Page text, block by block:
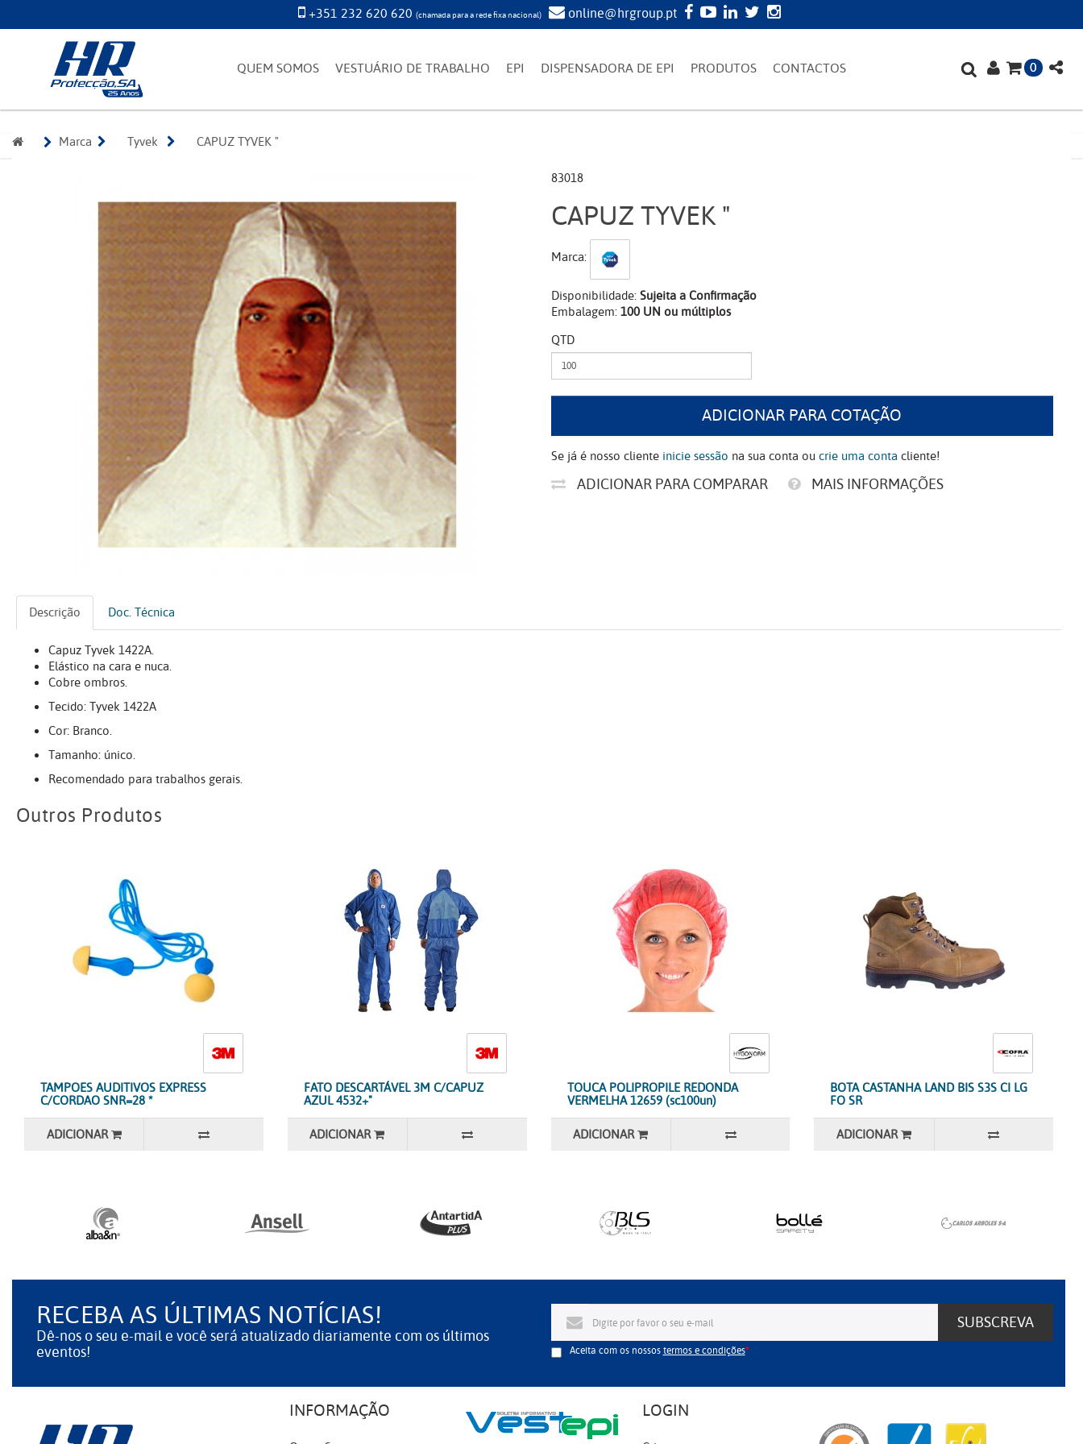
+351 232 620 620 (chamada para a rede fixa nacional) online@hrgroup.pt
QUEM SOMOS VESTUÁRIO DE TRABALHO EPI DISPENSADORA DE EPI PRODUTOS CONTACTOS 0
Marca Tyvek CAPUZ TYVEK "
83018
CAPUZ TYVEK "
Marca:
Disponibilidade: Sujeita a Confirmação
Embalagem:100 UN ou múltiplos
QTD
ADICIONAR PARA COTAÇÃO
Se já é nosso cliente inicie sessão na sua conta oucrie uma conta cliente!
ADICIONAR PARA COMPARAR MAIS INFORMAÇÕES
Descrição Doc. Técnica
Capuz Tyvek 1422A.
Elástico na cara e nuca.
Cobre ombros.
Tecido: Tyvek 1422A
Cor: Branco.
Tamanho: único.
Recomendado para trabalhos gerais.
Outros Produtos
TAMPOES AUDITIVOS EXPRESS
C/CORDAO SNR=28 *
ADICIONAR
FATO DESCARTÁVEL 3M C/CAPUZ
AZUL 4532+"
ADICIONAR
TOUCA POLIPROPILE REDONDA
VERMELHA 12659 (sc100un)
ADICIONAR
BOTA CASTANHA LAND BIS S3S CI LG
FO SR
ADICIONAR
RECEBA AS ÚLTIMAS NOTÍCIAS!
Dê-nos o seu e-mail e você será atualizado diariamente com os últimos
eventos!
SUBSCREVA
Aceita com os nossostermos e condições
INFORMAÇÃO LOGIN